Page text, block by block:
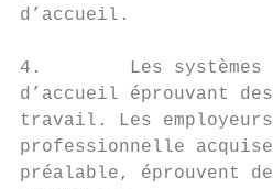
d’accueil.
4.        Les systèmes
d’accueil éprouvant
travail. Les
professionnelle
préalable, éprouvent